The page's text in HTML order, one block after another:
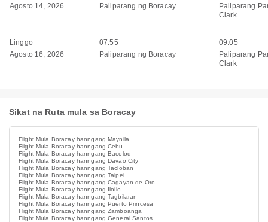
Agosto 14, 2026
Paliparang ng Boracay
Paliparang
Clark
Linggo
Agosto 16, 2026
07:55
Paliparang ng Boracay
09:05
Paliparang
Clark
Sikat na Ruta mula sa Boracay
Flight Mula Boracay hanngang Maynila
Flight Mula Boracay hanngang Cebu
Flight Mula Boracay hanngang Bacolod
Flight Mula Boracay hanngang Davao City
Flight Mula Boracay hanngang Tacloban
Flight Mula Boracay hanngang Taipei
Flight Mula Boracay hanngang Cagayan de Oro
Flight Mula Boracay hanngang Iloilo
Flight Mula Boracay hanngang Tagbilaran
Flight Mula Boracay hanngang Puerto Princesa
Flight Mula Boracay hanngang Zamboanga
Flight Mula Boracay hanngang General Santos